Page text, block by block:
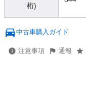
桁)
中古車購入ガイド
注意事項 通報